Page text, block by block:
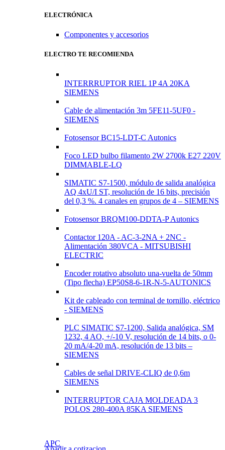
ELECTRÓNICA
Componentes y accesorios
ELECTRO TE RECOMIENDA
INTERRRUPTOR RIEL 1P 4A 20KA
SIEMENS
Cable de alimentación 3m 5FE11-5UF0 -
SIEMENS
Fotosensor BC15-LDT-C Autonics
Foco LED bulbo filamento 2W 2700k E27 220V
DIMMABLE-LQ
SIMATIC S7-1500, módulo de salida analógica
AQ 4xU/I ST, resolución de 16 bits, precisión
del 0,3 %. 4 canales en grupos de 4 – SIEMENS
Fotosensor BRQM100-DDTA-P Autonics
Contactor 120A - AC-3-2NA + 2NC -
Alimentación 380VCA - MITSUBISHI
ELECTRIC
Encoder rotativo absoluto una-vuelta de 50mm
(Tipo flecha) EP50S8-6-1R-N-5-AUTONICS
Kit de cableado con terminal de tornillo, eléctrico
- SIEMENS
PLC SIMATIC S7-1200, Salida analógica, SM
1232, 4 AO, +/-10 V, resolución de 14 bits, o 0-
20 mA/4-20 mA, resolución de 13 bits –
SIEMENS
Cables de señal DRIVE-CLIQ de 0,6m
SIEMENS
INTERRUPTOR CAJA MOLDEADA 3
POLOS 280-400A 85KA SIEMENS
APC